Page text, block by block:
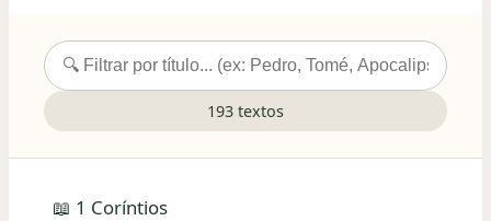
193 textos
📖 1 Coríntios